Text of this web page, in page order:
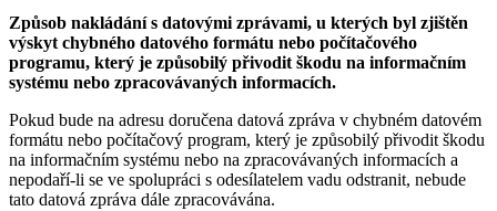
Způsob nakládání s datovými zprávami, u kterých byl zjištěn
výskyt chybného datového formátu nebo počítačového
programu, který je způsobilý přivodit škodu na informačním
systému nebo zpracovávaných informacích.
Pokud bude na adresu doručena datová zpráva v chybném datovém
formátu nebo počítačový program, který je způsobilý přivodit škodu
na informačním systému nebo na zpracovávaných informacích a
nepodaří-li se ve spolupráci s odesílatelem vadu odstranit, nebude
tato datová zpráva dále zpracovávána.